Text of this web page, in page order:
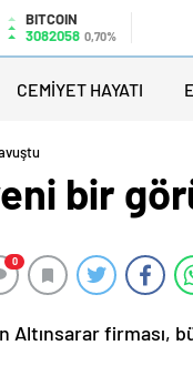
BITCOIN
3082058 0,70%
CEMİYET HAYATI
bir
0
Altınsarar firması,